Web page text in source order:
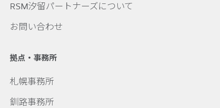
RSM汐留パートナーズについて
お問い合わせ
拠点・事務所
札幌事務所
釧路事務所